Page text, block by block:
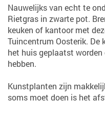
Nauwelijks van echt te
Rietgras in zwarte pot.
keuken of kantoor met
Tuincentrum Oosterik. De
het huis geplaatst
hebben.
Kunstplanten zijn
soms moet doen is het